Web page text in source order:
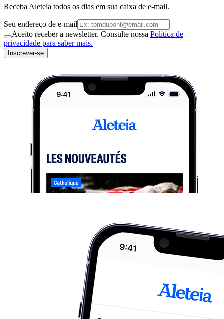
Receba Aleteia todos os dias em sua caixa de e-mail.
Seu endereço de e-mail
Aceito receber a newsletter. Consulte nossa Política de
privacidade para saber mais.
Inscrever-se